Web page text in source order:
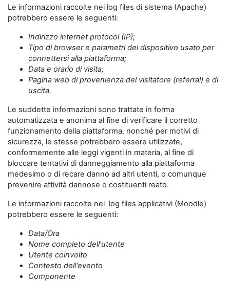
Le informazioni raccolte nei log files di sistema (Apache)
potrebbero essere le seguenti:
Indirizzo internet protocol (IP);
Tipo di browser e parametri del dispositivo usato per
connettersi alla piattaforma;
Data e orario di visita;
Pagina web di provenienza del visitatore (referral) e di
uscita.
Le suddette informazioni sono trattate in forma
automatizzata e anonima al fine di verificare il corretto
funzionamento della piattaforma, nonché per motivi di
sicurezza, le stesse potrebbero essere utilizzate,
conformemente alle leggi vigenti in materia, al fine di
bloccare tentativi di danneggiamento alla piattaforma
medesimo o di recare danno ad altri utenti, o comunque
prevenire attività dannose o costituenti reato.
Le informazioni raccolte nei log files applicativi (Moodle)
potrebbero essere le seguenti:
Data/Ora
Nome completo dell'utente
Utente coinvolto
Contesto dell'evento
Componente